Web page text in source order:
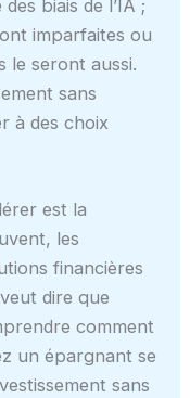
biais de l’IA ;
imparfaites ou
le seront aussi.
sans
à des choix
est la
les
financières
dire que
comment
un épargnant se
sans